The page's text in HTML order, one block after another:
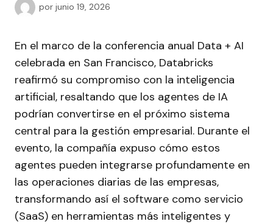
por junio 19, 2026
En el marco de la conferencia anual Data + AI
celebrada en San Francisco, Databricks
reafirmó su compromiso con la inteligencia
artificial, resaltando que los agentes de IA
podrían convertirse en el próximo sistema
central para la gestión empresarial. Durante el
evento, la compañía expuso cómo estos
agentes pueden integrarse profundamente en
las operaciones diarias de las empresas,
transformando así el software como servicio
(SaaS) en herramientas más inteligentes y